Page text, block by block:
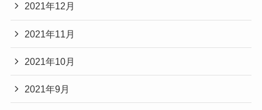
2021年12月
2021年11月
2021年10月
2021年9月